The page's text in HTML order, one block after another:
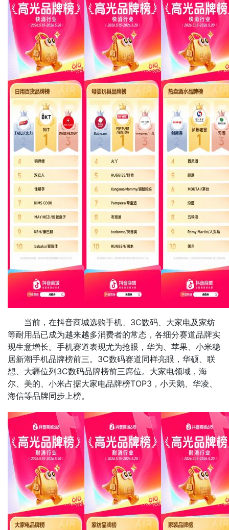
当前，在抖音商城选购手机、3C数码、大家电及家纺
等耐用品已成为越来越多消费者的常态，各细分赛道品牌实
现生意增长。手机赛道表现尤为抢眼，华为、苹果、小米稳
居新潮手机品牌榜前三。3C数码赛道同样亮眼，华硕、联
想、大疆位列3C数码品牌榜前三席位。大家电领域，海
尔、美的、小米占据大家电品牌榜TOP3，小天鹅、华凌、
海信等品牌同步上榜。